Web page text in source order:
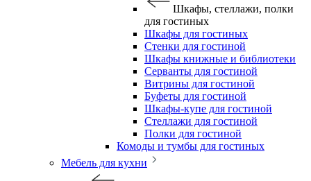
Шкафы, стеллажи, полки
для гостиных
Шкафы для гостиных
Стенки для гостиной
Шкафы книжные и библиотеки
Серванты для гостиной
Витрины для гостиной
Буфеты для гостиной
Шкафы-купе для гостиной
Стеллажи для гостиной
Полки для гостиной
Комоды и тумбы для гостиных
Мебель для кухни